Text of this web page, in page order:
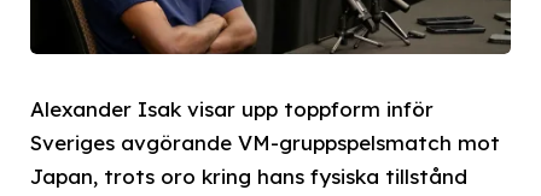
Alexander Isak visar upp toppform inför
Sveriges avgörande VM-gruppspelsmatch mot
Japan, trots oro kring hans fysiska tillstånd